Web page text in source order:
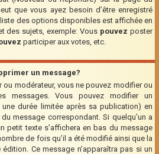
que vous ayez besoin d’être enregistré
des options disponibles est affichée en
des sujets, exemple: Vous pouvez poster
participer aux votes, etc.
un message?
ou modérateur, vous ne pouvez modifier ou
messages. Vous pouvez modifier un
durée limitée après sa publication) en
message correspondant. Si quelqu’un a
petit texte s’affichera en bas du message
de fois qu’il a été modifié ainsi que la
Ce message n’apparaîtra pas si un